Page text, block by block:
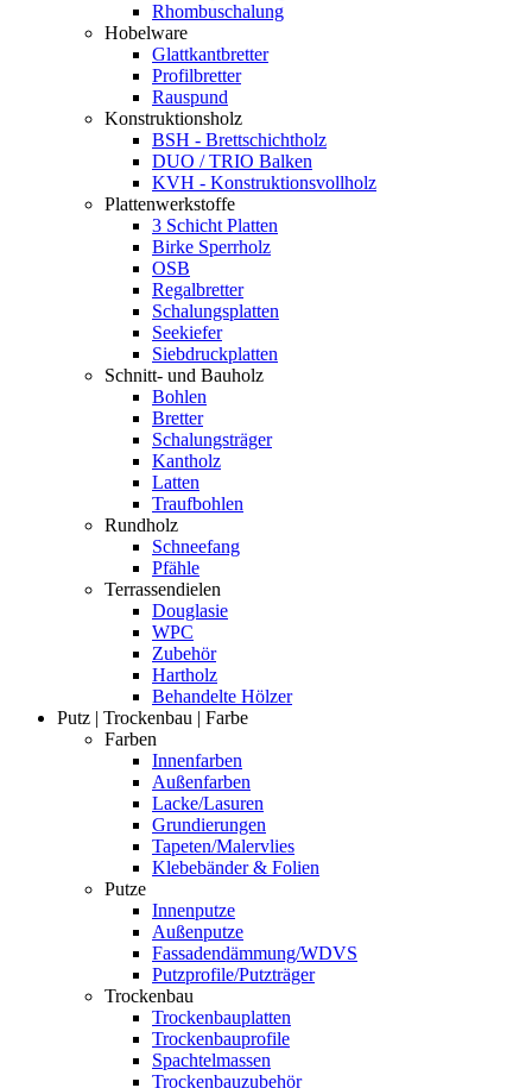
Rhombuschalung
Hobelware
Glattkantbretter
Profilbretter
Rauspund
Konstruktionsholz
BSH - Brettschichtholz
DUO / TRIO Balken
KVH - Konstruktionsvollholz
Plattenwerkstoffe
3 Schicht Platten
Birke Sperrholz
OSB
Regalbretter
Schalungsplatten
Seekiefer
Siebdruckplatten
Schnitt- und Bauholz
Bohlen
Bretter
Schalungsträger
Kantholz
Latten
Traufbohlen
Rundholz
Schneefang
Pfähle
Terrassendielen
Douglasie
WPC
Zubehör
Hartholz
Behandelte Hölzer
Putz | Trockenbau | Farbe
Farben
Innenfarben
Außenfarben
Lacke/Lasuren
Grundierungen
Tapeten/Malervlies
Klebebänder & Folien
Putze
Innenputze
Außenputze
Fassadendämmung/WDVS
Putzprofile/Putzträger
Trockenbau
Trockenbauplatten
Trockenbauprofile
Spachtelmassen
Trockenbauzubehör